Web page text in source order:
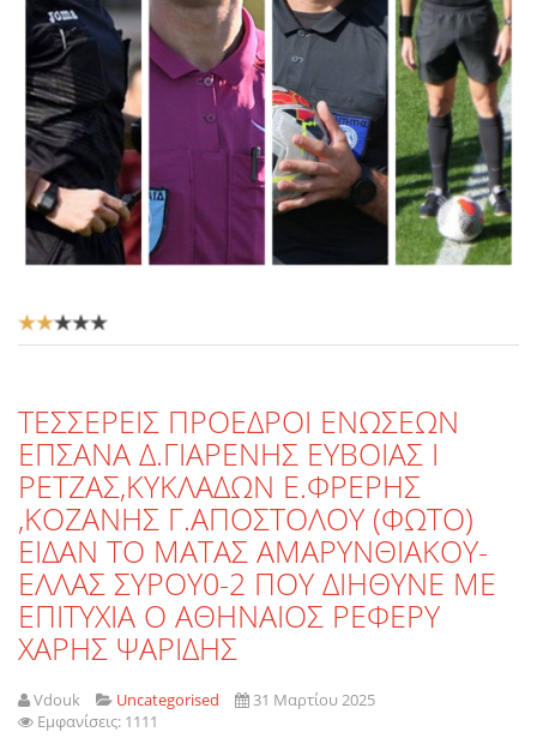
Αξιολόγηση
Χρήστη:2/5
ΤΕΣΣΕΡΕΙΣ ΠΡΟΕΔΡΟΙ ΕΝΩΣΕΩΝ
ΕΠΣΑΝΑ Δ.ΓΙΑΡΕΝΗΣ ΕΥΒΟΙΑΣ Ι
ΡΕΤΖΑΣ,ΚΥΚΛΑΔΩΝ Ε.ΦΡΕΡΗΣ
,ΚΟΖΑΝΗΣ Γ.ΑΠΟΣΤΟΛΟΥ (ΦΩΤΟ)
ΕΙΔΑΝ ΤΟ ΜΑΤΑΣ ΑΜΑΡΥΝΘΙΑΚΟΥ-
ΕΛΛΑΣ ΣΥΡΟΥ0-2 ΠΟΥ ΔΙΗΘΥΝΕ ΜΕ
ΕΠΙΤΥΧΙΑ Ο ΑΘΗΝΑΙΟΣ ΡΕΦΕΡΥ
ΧΑΡΗΣ ΨΑΡΙΔΗΣ
Vdouk Uncategorised
31 Μαρτίου 2025
Εμφανίσεις: 1111